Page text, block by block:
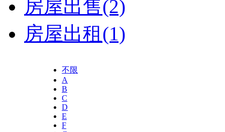
房屋出售(2)
房屋出租(1)
不限
A
B
C
D
E
F